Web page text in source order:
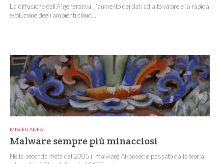
La diffusione dell’AI generativa, l’aumento dei dati ad alto valore e la rapida
evoluzione degli ambienti cloud...
MISCELLANEA
Malware sempre più minacciosi
Nella seconda metà del 2005 il malware AI-based è passato dalla teoria